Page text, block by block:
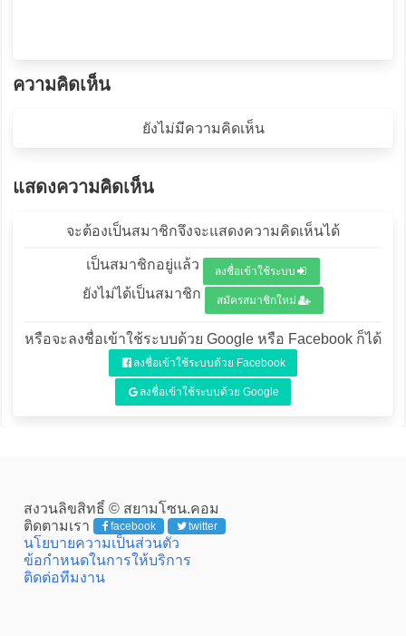
ความคิดเห็น
ยังไม่มีความคิดเห็น
แสดงความคิดเห็น
จะต้องเป็นสมาชิกจึงจะแสดงความคิดเห็นได้
เป็นสมาชิกอยู่แล้ว ลงชื่อเข้าใช้ระบบ
ยังไม่ได้เป็นสมาชิก สมัครสมาชิกใหม่
หรือจะลงชื่อเข้าใช้ระบบด้วย Google หรือ Facebook ก็ได้
ลงชื่อเข้าใช้ระบบด้วย Facebook
ลงชื่อเข้าใช้ระบบด้วย Google
สงวนลิขสิทธิ์ © สยามโซน.คอม
ติดตามเรา
facebook twitter
นโยบายความเป็นส่วนตัว
ข้อกำหนดในการให้บริการ
ติดต่อทีมงาน